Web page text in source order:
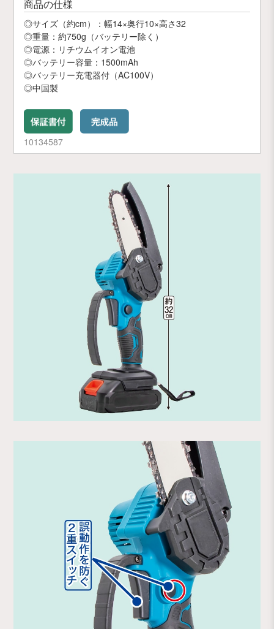
商品の仕様
◎サイズ（約cm）：幅14×奥行10×高さ32
◎重量：約750g（バッテリー除く）
◎電源：リチウムイオン電池
◎バッテリー容量：1500mAh
◎バッテリー充電器付（AC100V）
◎中国製
10134587